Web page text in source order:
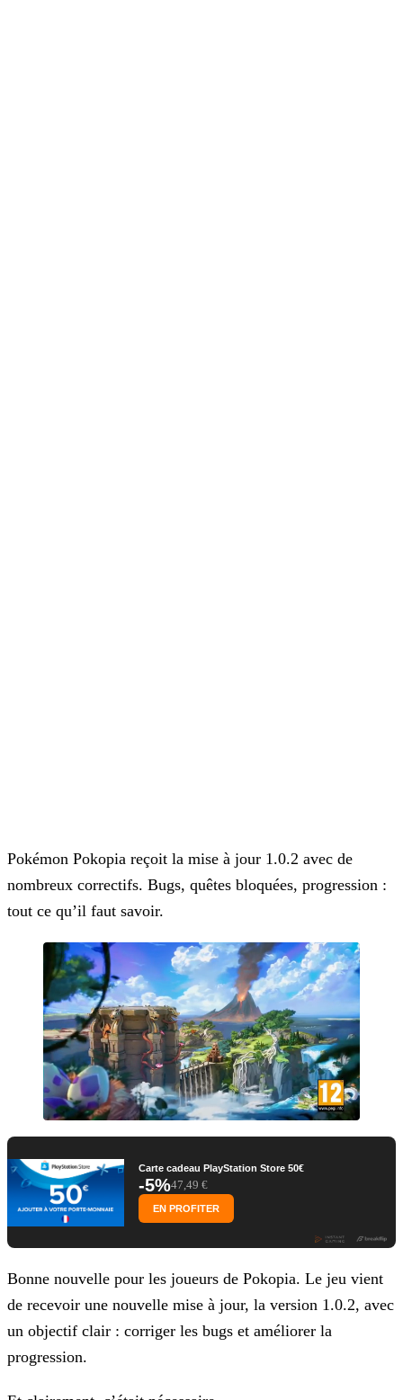
Pokémon Pokopia reçoit la mise à jour 1.0.2 avec de
nombreux correctifs. Bugs, quêtes bloquées, progression :
tout ce qu’il faut savoir.
Carte cadeau PlayStation Store 50€
-5%47,49 €
EN PROFITER
Bonne nouvelle pour les joueurs de Pokopia. Le jeu vient
de recevoir une nouvelle mise à jour, la version 1.0.2, avec
un objectif clair : corriger les bugs et améliorer la
progression.